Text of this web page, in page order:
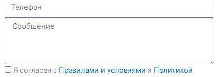
Сообщение
Я согласен с Правилами и условиями и Политикой